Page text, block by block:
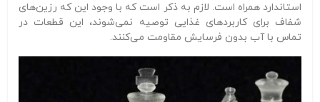
استاندارد همراه است. لازم به ذکر است که با وجود این که رزین‌های
شفاف برای کاربردهای غذایی توصیه نمی‌شوند، این قطعات در
تماس با آب بدون فرسایش مقاومت می‌کنند.